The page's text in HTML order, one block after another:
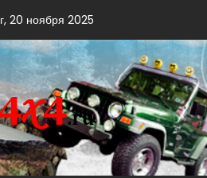
20 ноября 2025